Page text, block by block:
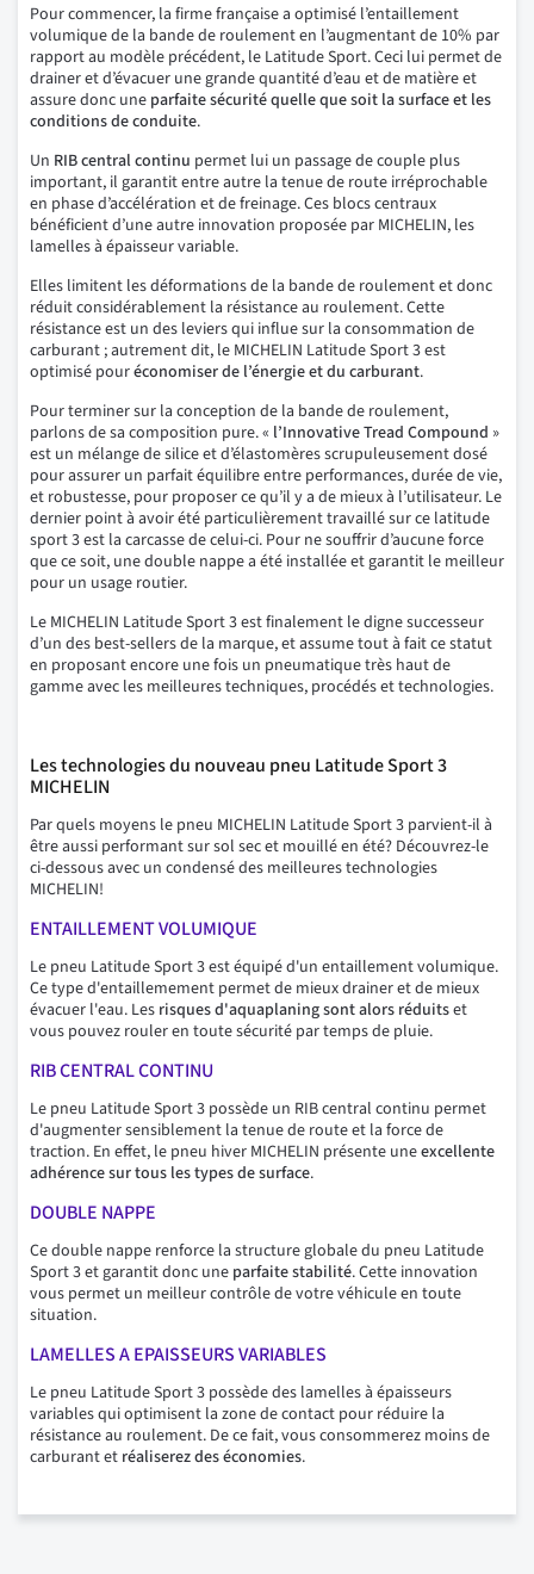
Pour commencer, la firme française a optimisé l’entaillement
volumique de la bande de roulement en l’augmentant de 10% par
rapport au modèle précédent, le Latitude Sport. Ceci lui permet de
drainer et d’évacuer une grande quantité d’eau et de matière et
assure donc une parfaite sécurité quelle que soit la surface et les
conditions de conduite.
Un RIB central continu permet lui un passage de couple plus
important, il garantit entre autre la tenue de route irréprochable
en phase d’accélération et de freinage. Ces blocs centraux
bénéficient d’une autre innovation proposée par MICHELIN, les
lamelles à épaisseur variable.
Elles limitent les déformations de la bande de roulement et donc
réduit considérablement la résistance au roulement. Cette
résistance est un des leviers qui influe sur la consommation de
carburant ; autrement dit, le MICHELIN Latitude Sport 3 est
optimisé pouréconomiser de l’énergie et du carburant.
Pour terminer sur la conception de la bande de roulement,
parlons de sa composition pure. « l’Innovative Tread Compound »
est un mélange de silice et d’élastomères scrupuleusement dosé
pour assurer un parfait équilibre entre performances, durée de vie,
et robustesse, pour proposer ce qu’il y a de mieux à l’utilisateur. Le
dernier point à avoir été particulièrement travaillé sur ce latitude
sport 3 est la carcasse de celui-ci. Pour ne souffrir d’aucune force
que ce soit, une double nappe a été installée et garantit le meilleur
pour un usage routier.
Le MICHELIN Latitude Sport 3 est finalement le digne successeur
d’un des best-sellers de la marque, et assume tout à fait ce statut
en proposant encore une fois un pneumatique très haut de
gamme avec les meilleures techniques, procédés et technologies.
Les technologies du nouveau pneu Latitude Sport 3
MICHELIN
Par quels moyens le pneu MICHELIN Latitude Sport 3 parvient-il à
être aussi performant sur sol sec et mouillé en été? Découvrez-le
ci-dessous avec un condensé des meilleures technologies
MICHELIN!
ENTAILLEMENT VOLUMIQUE
Le pneu Latitude Sport 3 est équipé d'un entaillement volumique.
Ce type d'entaillemement permet de mieux drainer et de mieux
évacuer l'eau. Les risques d'aquaplaning sont alors réduitset
vous pouvez rouler en toute sécurité par temps de pluie.
RIB CENTRAL CONTINU
Le pneu Latitude Sport 3 possède un RIB central continu permet
d'augmenter sensiblement la tenue de route et la force de
traction. En effet, le pneu hiver MICHELIN présente uneexcellente
adhérence sur tous les types de surface.
DOUBLE NAPPE
Ce double nappe renforce la structure globale du pneu Latitude
Sport 3 et garantit donc une parfaite stabilité. Cette innovation
vous permet un meilleur contrôle de votre véhicule en toute
situation.
LAMELLES A EPAISSEURS VARIABLES
Le pneu Latitude Sport 3 possède des lamelles à épaisseurs
variables qui optimisent la zone de contact pour réduire la
résistance au roulement. De ce fait, vous consommerez moins de
carburant et réaliserez des économies.